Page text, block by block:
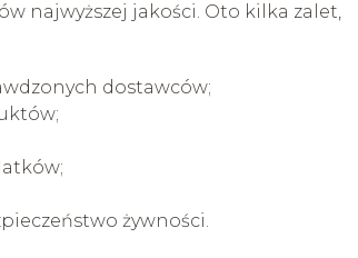
najwyższej jakości. Oto kilka zalet,
dostawców;
żywności.